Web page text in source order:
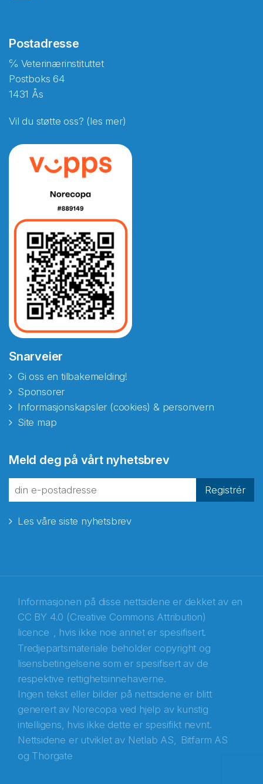
Postadresse
℅ Veterinærinstituttet
Postboks 64
1431 Ås
Vil du støtte oss? (les mer)
Snarveier
Gi oss en tilbakemelding!
Sponsorer
Informasjonskapsler (cookies) & personvern
Site map
Meld deg på vårt nyhetsbrev
Registrér
Les våre siste nyhetsbrev
Informasjonen på disse nettsidene er dekket av en
CC BY 4.0 (Creative Commons Attribution)
licence , hvis ikke noe annet er spesifisert.
Tredjepartsmateriale beholder copyright og
lisensbetingelsene som er spesifisert av de
respektive rettighetsinnehaverne.
Ingen tekst eller bilder på nettsidene er blitt
generert av Norecopa ved hjelp av kunstig
intelligens, hvis ikke dette er spesifikt nevnt.
Nettsidene er utviklet av Netlab AS, Bitfarm AS
og Thorgate
fra Norecopa